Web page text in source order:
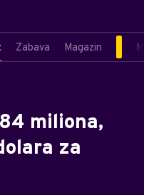
Zabava Magazin
miliona,
za